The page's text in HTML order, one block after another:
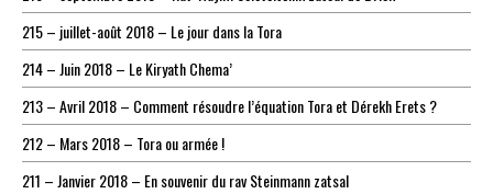
215 – juillet-août 2018 – Le jour dans la Tora
214 – Juin 2018 – Le Kiryath Chema’
213 – Avril 2018 – Comment résoudre l’équation Tora et Dérekh Erets ?
212 – Mars 2018 – Tora ou armée !
211 – Janvier 2018 – En souvenir du rav Steinmann zatsal